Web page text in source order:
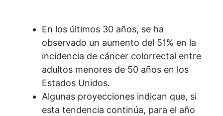
En los últimos 30 años, se ha
observado un aumento del 51% en la
incidencia de cáncer colorrectal entre
adultos menores de 50 años en los
Estados Unidos.
Algunas proyecciones indican que, si
esta tendencia continúa, para el año